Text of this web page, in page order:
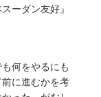
ーダン友好』
何をやるにも
に進むかを考